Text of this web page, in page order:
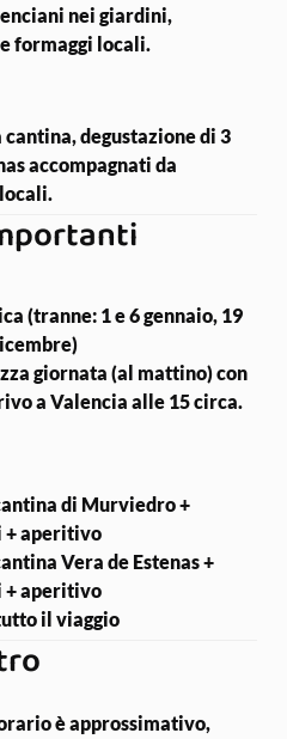
nei giardini,
formaggi locali.
degustazione di 3
accompagnati da
(tranne: 1 e 6 gennaio, 19
giornata (al mattino) con
a Valencia alle 15 circa.
di Murviedro +
+ aperitivo
Vera de Estenas +
+ aperitivo
il viaggio
è approssimativo,